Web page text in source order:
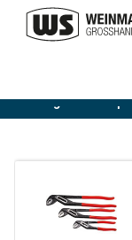
Handgereedschap